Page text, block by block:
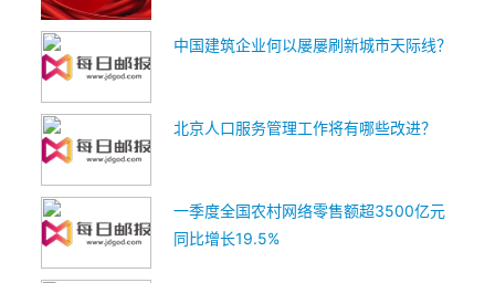
中国建筑企业何以屡屡刷新城市天际线？
北京人口服务管理工作将有哪些改进？
一季度全国农村网络零售额超3500亿元
同比增长19.5%